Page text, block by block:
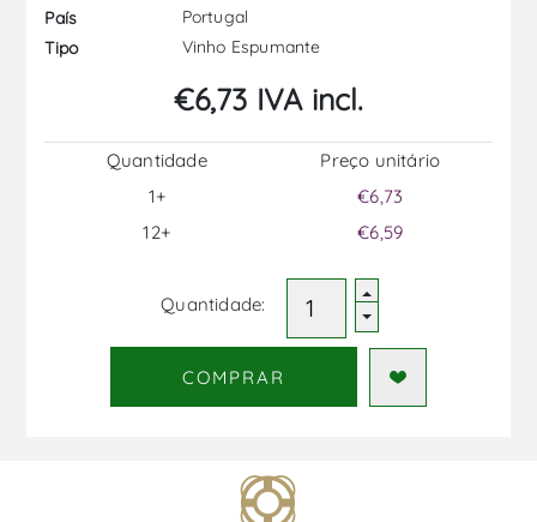
País
Portugal
Tipo
Vinho Espumante
€6,73 IVA incl.
Quantidade
1+
12+
Preço unitário
€6,73
€6,59
Quantidade:
COMPRAR